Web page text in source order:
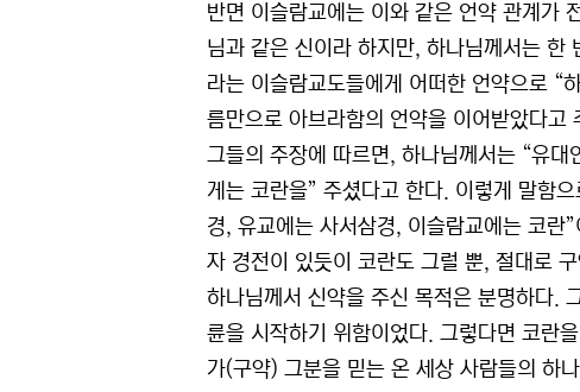
반면 이슬람교에는 이와 같은 언약 관계가
님과 같은 신이라 하지만, 하나님께서는 한
라는 이슬람교도들에게 어떠한 언약으로 “
름만으로 아브라함의 언약을 이어받았다
그들의 주장에 따르면, 하나님께서는 “유대
게는 코란을” 주셨다고 한다. 이렇게 말함
경, 유교에는 사서삼경, 이슬람교에는 코란
자 경전이 있듯이 코란도 그럴 뿐, 절대로
하나님께서 신약을 주신 목적은 분명하다.
륜을 시작하기 위함이었다. 그렇다면 코란
가(구약) 그분을 믿는 온 세상 사람들의 하